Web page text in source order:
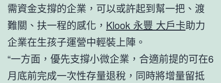
需資金支撐的企業，可以或許起到幫一把、渡
難關、扶一程的感化， Klook 永豐 大戶卡助力
企業在生孩子運營中輕裝上陣。
“一方面，優先支撐小微企業，合適前提的可在6
月底前完成一次性存量退稅，同時將增量留抵